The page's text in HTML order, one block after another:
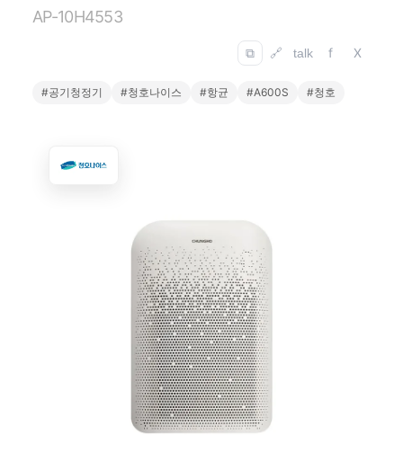
AP-10H4553
⧉ 🔗 talk f X
#공기청정기 #청호나이스 #항균 #A600S #청호